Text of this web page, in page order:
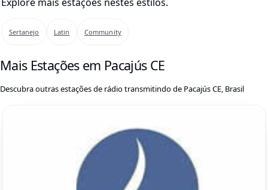
Sertanejo Latin Community
Mais Estações em Pacajús CE
Descubra outras estações de rádio transmitindo de Pacajús CE, Brasil